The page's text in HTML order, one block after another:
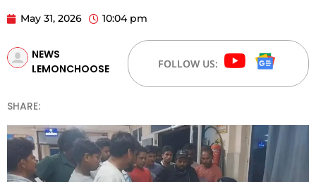
May 31, 2026 10:04 pm
NEWS
LEMONCHOOSE
FOLLOW US:
SHARE: